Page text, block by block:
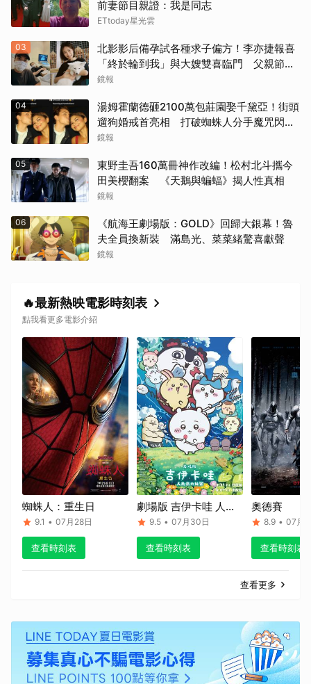
《網住愛情》（2004）
其他（歡迎貼文分享）
前妻節目親證：我是同志
ETtoday星光雲
03
北影影后備孕試各種求子偏方！李亦捷報喜
「終於輪到我」與大嫂雙喜臨門 父親節喊
話亡父：他一定在笑
鏡報
04
湯姆霍蘭德砸2100萬包莊園娶千黛亞！街頭
遛狗婚戒首亮相 打破蜘蛛人分手魔咒閃爆
全場
鏡報
05
東野圭吾160萬冊神作改編！松村北斗攜今
田美櫻翻案 《天鵝與蝙蝠》揭人性真相
鏡報
06
《航海王劇場版：GOLD》回歸大銀幕！魯
夫全員換新裝 滿島光、菜菜緒驚喜獻聲
鏡報
🔥最新熱映電影時刻表
點我看更多電影介紹
蜘蛛人：重生日
9.1 • 07月28日
查看時刻表
劇場版 吉伊卡哇 人魚
島的秘密
9.5 • 07月30日
查看時刻表
奧德賽
8.9 • 07月
查看時刻表
查看更多